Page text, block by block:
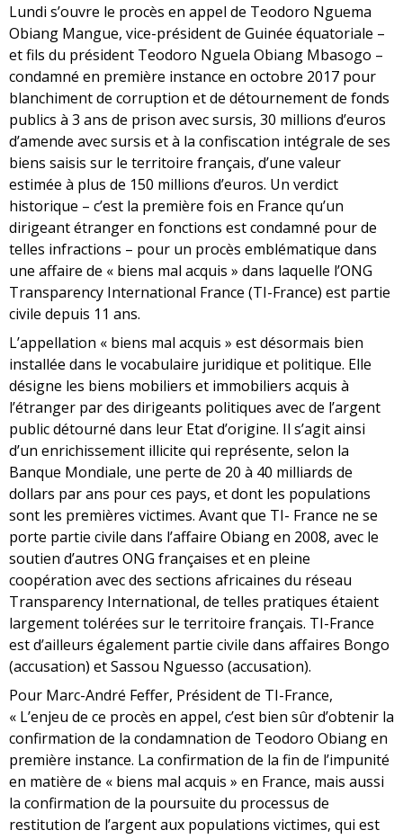
Lundi s’ouvre le procès en appel de Teodoro Nguema
Obiang Mangue, vice-président de Guinée équatoriale –
et fils du président Teodoro Nguela Obiang Mbasogo –
condamné en première instance en octobre 2017 pour
blanchiment de corruption et de détournement de fonds
publics à 3 ans de prison avec sursis, 30 millions d’euros
d’amende avec sursis et à la confiscation intégrale de ses
biens saisis sur le territoire français, d’une valeur
estimée à plus de 150 millions d’euros. Un verdict
historique – c’est la première fois en France qu’un
dirigeant étranger en fonctions est condamné pour de
telles infractions – pour un procès emblématique dans
une affaire de « biens mal acquis » dans laquelle l’ONG
Transparency International France (TI-France) est partie
civile depuis 11 ans.
L’appellation « biens mal acquis » est désormais bien
installée dans le vocabulaire juridique et politique. Elle
désigne les biens mobiliers et immobiliers acquis à
l’étranger par des dirigeants politiques avec de l’argent
public détourné dans leur Etat d’origine. Il s’agit ainsi
d’un enrichissement illicite qui représente, selon la
Banque Mondiale, une perte de 20 à 40 milliards de
dollars par ans pour ces pays, et dont les populations
sont les premières victimes. Avant que TI- France ne se
porte partie civile dans l’affaire Obiang en 2008, avec le
soutien d’autres ONG françaises et en pleine
coopération avec des sections africaines du réseau
Transparency International, de telles pratiques étaient
largement tolérées sur le territoire français. TI-France
est d’ailleurs également partie civile dans affaires Bongo
(accusation) et Sassou Nguesso (accusation).
Pour Marc-André Feffer, Président de TI-France,
« L’enjeu de ce procès en appel, c’est bien sûr d’obtenir la
confirmation de la condamnation de Teodoro Obiang en
première instance. La confirmation de la fin de l’impunité
en matière de « biens mal acquis » en France, mais aussi
la confirmation de la poursuite du processus de
restitution de l’argent aux populations victimes, qui est